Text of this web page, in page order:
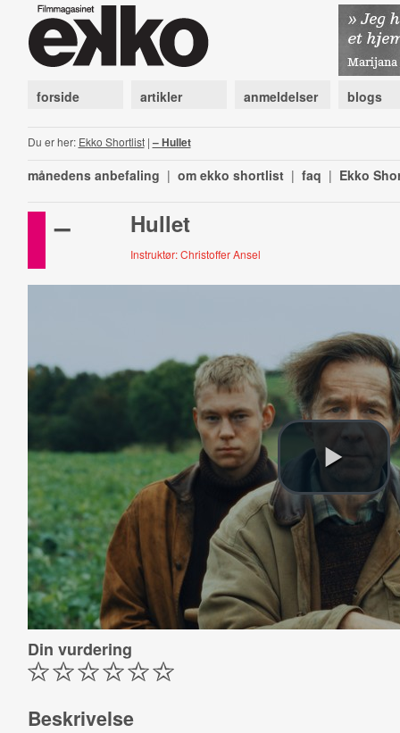
forside artikler anmeldelser blogs
Du er her: Ekko Shortlist| – Hullet
månedens anbefaling | om ekko shortlist | faq | Ekko
– Hullet
Instruktør: Christoffer Ansel
Din vurdering
Beskrivelse